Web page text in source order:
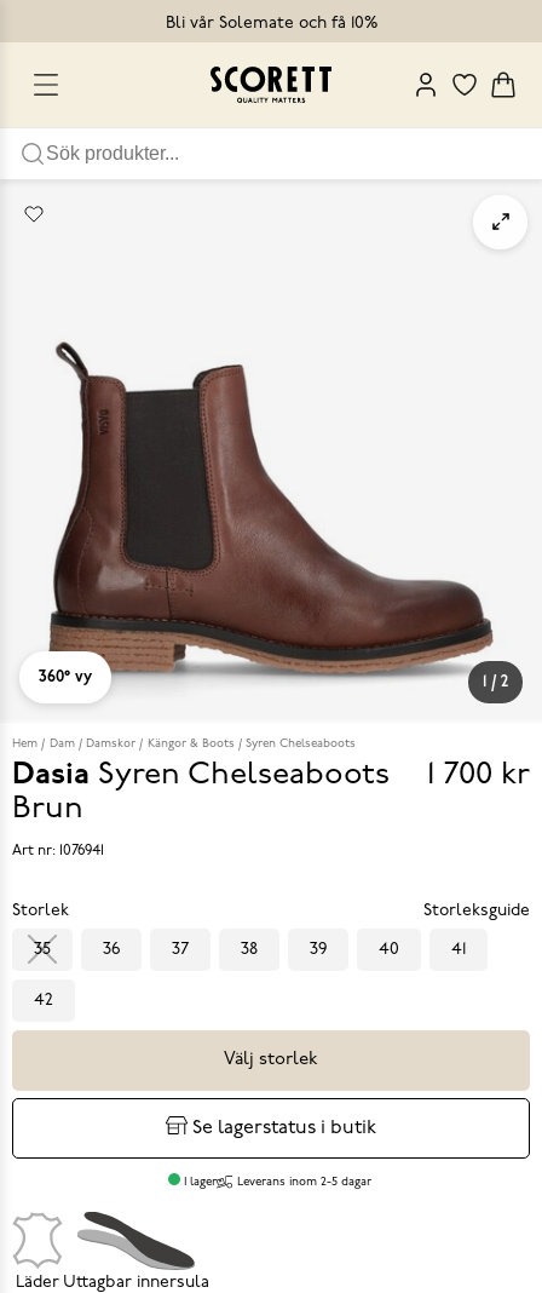
Bli vår Solemate och få 10%
/ 2
360° vy
Hem Dam Damskor Kängor & Boots Syren Chelseaboots
Dasia Syren Chelseaboots
Brun
Pris
1 700 kr
Art nr: 1076941
Storlek Storleksguide
35 36 37 38 39 40 41
42
Välj storlek
Se lagerstatus i butik
I lager Leverans inom 2-5 dagar
Läder Uttagbar innersula